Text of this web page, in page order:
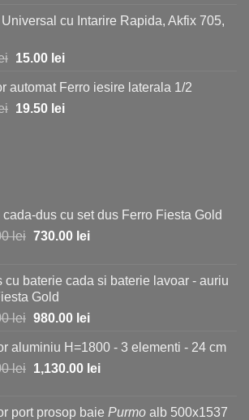
a
190.00 lei.
este:
cu Intarire Rapida, Akfix 705,
Prețul
a
fost:
15.00 leiPrețul
este:
15.00 lei.
automat Ferro iesire laterala 1/2
Prețul
19.50 leiPrețul
cada-dus cu set dus Ferro Fiesta Gold
lei Prețul
fost:
1,150.00 lei.
730.00 leiPrețul
730.00 lei.
cu baterie cada si baterie lavoar - auriu
Gold
lei Prețul
a
fost:
980.00 leiPrețul
este:
980.00 lei.
aluminiu H=1800 - 3 elementi - 24 cm
lei Prețul
1,130.00 leiPrețul
port prosop baie Purmo alb 500x1537